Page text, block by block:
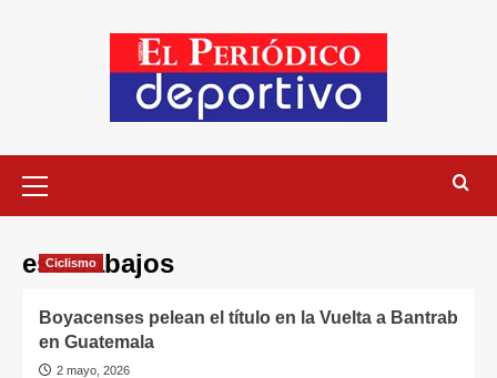
escarabajos
Ciclismo
Boyacenses pelean el título en la Vuelta a Bantrab
en Guatemala
2 mayo, 2026